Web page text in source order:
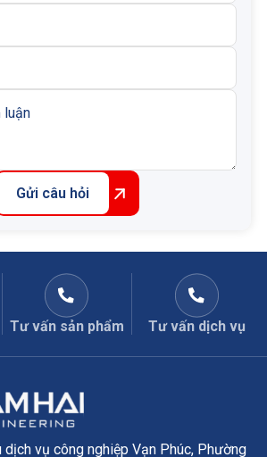
khẩu chính hãng Bosch Rexroth,
từ CO, CQ
kỹ thuật chuyên sâu bởi đội ngũ kỹ
kinh nghiệm, lựa chọn đúng model
xử lý sự cố kịp thời
trợ kỹ thuật trọn đời sản phẩm
kỹ thuật Công ty
0904127778
Gửi câu hỏi
Tư vấn sản phẩm Tư vấn dịch vụ
vụ công nghiệp Vạn Phúc, Phường